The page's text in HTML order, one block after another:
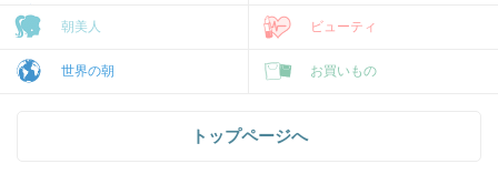
朝美人 ビューティ
世界の朝 お買いもの
トップページへ